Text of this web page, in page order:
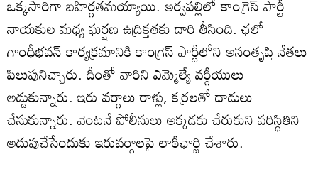
ఒక్కసారిగా బహిర్గతమయ్యాయి. అర్వపల్లిలో కాంగ్రెస్ పార్టీ
నాయకుల మధ్య ఘర్షణ ఉద్రిక్తతకు దారి తీసింది. ఛలో
గాంధీభవన్‌ కార్యక్రమానికి కాంగ్రెస్ పార్టీలోని అసంతృప్తి నేతలు
పిలుపునిచ్చారు. దీంతో వారిని ఎమ్మెల్యే వర్గీయులు
అడ్డుకున్నారు. ఇరు వర్గాలు రాళ్లు, కర్రలతో దాడులు
చేసుకున్నారు. వెంటనే పోలీసులు అక్కడకు చేరుకుని పరిస్థితిని
అదుపుచేసేందుకు ఇరువర్గాలపై లాఠీఛార్జి చేశారు.